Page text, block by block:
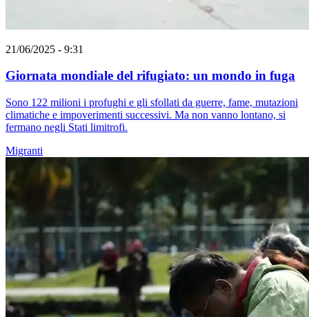
21/06/2025 - 9:31
Giornata mondiale del rifugiato: un mondo in fuga
Sono 122 milioni i profughi e gli sfollati da guerre, fame, mutazioni
climatiche e impoverimenti successivi. Ma non vanno lontano, si
fermano negli Stati limitrofi.
Migranti